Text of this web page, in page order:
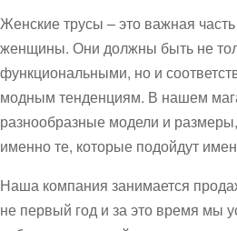
Женские трусы – это важная
женщины. Они должны быть не
функциональными, но и
модным тенденциям. В нашем
разнообразные модели и
именно те, которые подойдут
Наша компания занимается
не первый год и за это время мы